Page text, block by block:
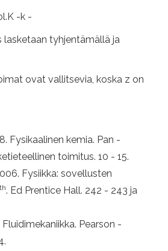
-k -
lasketaan tyhjentämällä ja
ovat vallitsevia, koska z on
Fysikaalinen kemia. Pan -
toimitus. 10 - 15.
Fysiikka: sovellusten
th. Ed Prentice Hall. 242 - 243 ja
Pearson -